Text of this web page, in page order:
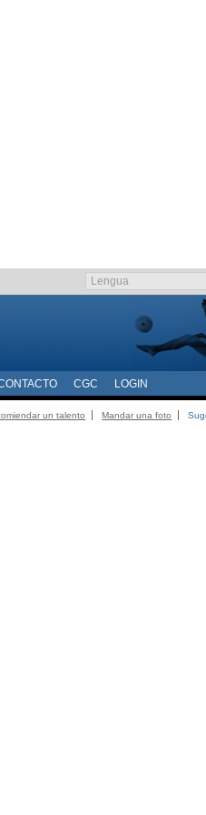
CGC LOGIN
un talento Mandar una foto